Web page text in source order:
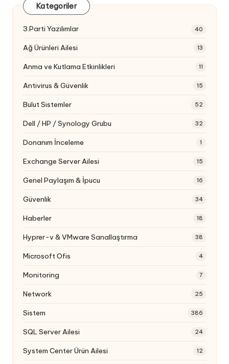
Kategoriler
3.Parti Yazılımlar 40
Ağ Ürünleri Ailesi 13
Anma ve Kutlama Etkinlikleri 11
Antivirus & Güvenlik 15
Bulut Sistemler 52
Dell / HP / Synology Grubu 32
Donanım İnceleme 1
Exchange Server Ailesi 15
Genel Paylaşım & İpucu 16
Güvenlik 34
Haberler 18
Hyprer-v & VMware Sanallaştırma 38
Microsoft Ofis 4
Monitoring 7
Network 25
Sistem 386
SQL Server Ailesi 24
System Center Ürün Ailesi 12